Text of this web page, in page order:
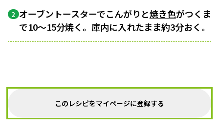
2 オーブントースターでこんがりと焼き色がつくま
で10～15分焼く。庫内に入れたまま約3分おく。
このレシピをマイページに登録する